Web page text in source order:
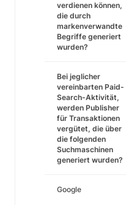
verdienen können,
die durch
markenverwandte
Begriffe generiert
wurden?
Bei jeglicher
vereinbarten Paid-
Search-Aktivität,
werden Publisher
für Transaktionen
vergütet, die über
die folgenden
Suchmaschinen
generiert wurden?
Google